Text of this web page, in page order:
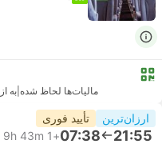
مالیات‌ها لحاظ شده به
ارزان‌ترین تأیید فوری
21:55
07:38
+1
9h 43m